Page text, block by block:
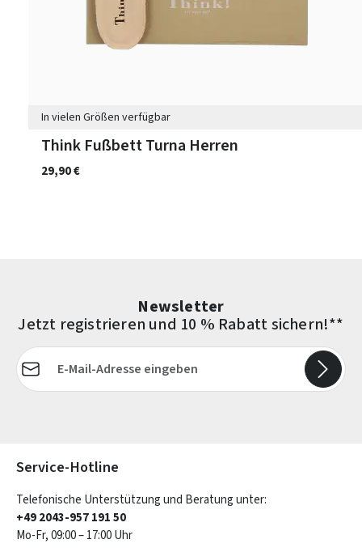
In vielen Größen verfügbar
Think Fußbett Turna Herren
29,90 €
Newsletter
Jetzt registrieren und 10 % Rabatt sichern!**
E-Mail-Adresse*
Service-Hotline
Telefonische Unterstützung und Beratung unter:
+49 2043-957 191 50
Mo-Fr, 09:00 – 17:00 Uhr